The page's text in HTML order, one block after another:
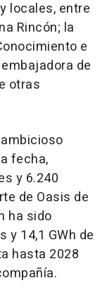
locales, entre
Rincón; la
e
de
otras
fecha,
y 6.240
de Oasis de
ha sido
y 14,1 GWh de
hasta 2028